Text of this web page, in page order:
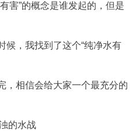
害”的概念是谁发起的，但是
候，我找到了这个“纯净水有
，相信会给大家一个最充分的